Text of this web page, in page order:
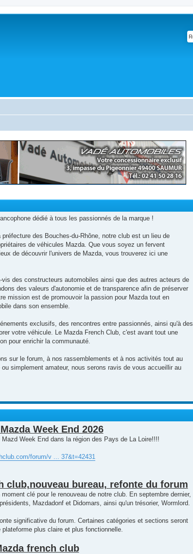
dédié à tous les passionnés de la marque !
des Bouches-du-Rhône, notre club est un lieu de
de véhicules Mazda. Que vous soyez un fervent
de découvrir l'univers de Mazda, vous trouverez ici une
des constructeurs automobiles ainsi que des autres acteurs de
des valeurs d'autonomie et de transparence afin de préserver
mission est de promouvoir la passion pour Mazda tout en
dans son ensemble.
exclusifs, des rencontres entre passionnés, ainsi qu'à des
votre véhicule. Le Mazda French Club, c'est avant tout une
pour enrichir la communauté.
sur le forum, à nos rassemblements et à nos activités tout au
simplement amateur, nous serons ravis de vous accueillir au
Week End 2026
Week End dans la région des Pays de La Loire!!!!
forum/v ... 37&t=42431
club,nouveau bureau, refonte du forum
clé pour le renouveau de notre club. En septembre dernier,
Mazdadonf et Didomars, ainsi qu'un trésorier, Wormlord.
significative du forum. Certaines catégories et sections seront
plus claire et plus fonctionnelle.
french club